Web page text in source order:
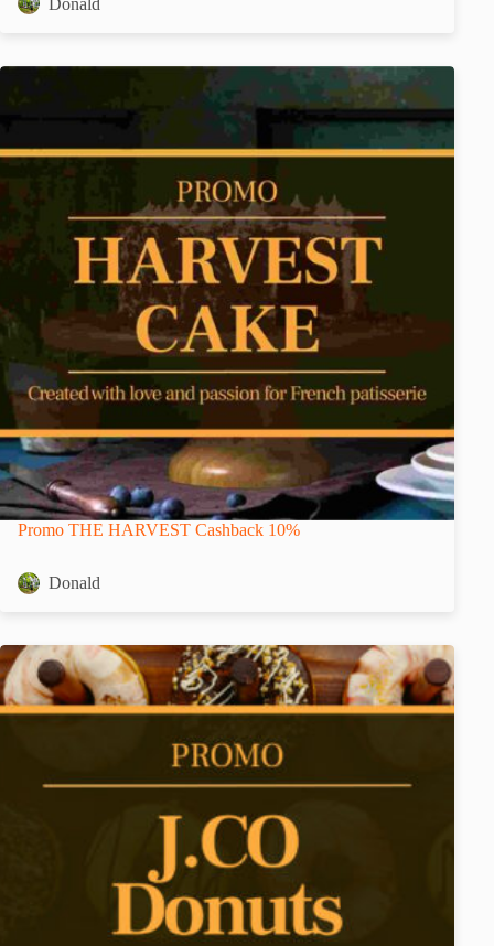
Promo THE HARVEST Cashback 10%
Donald